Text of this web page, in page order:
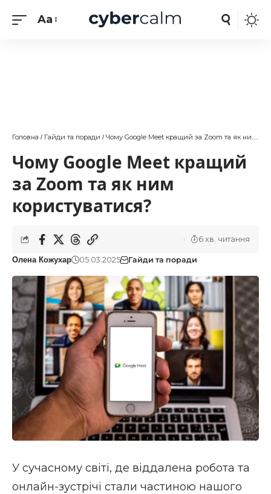
Aa
Головна / Гайди та поради / Чому Google Meet кращий за Zoom та як ним користуватися?
Чому Google Meet кращий
за Zoom та як ним
користуватися?
Олена Кожухар 05.03.2025 Гайди та поради
6 хв. читання
У сучасному світі, де віддалена робота та
онлайн-зустрічі стали частиною нашого